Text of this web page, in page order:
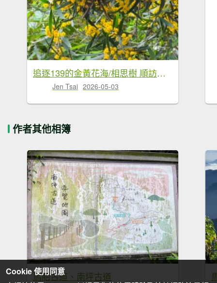
追逐139的金黃花海/相思樹 順訪崩坎山 松子嶺 樟普寮山 西施厝坪山和小百岳橫山
Jen Tsai 2026-05-03
作者其他相簿
馬胎古道、南坪古道
Cookie 使用同意